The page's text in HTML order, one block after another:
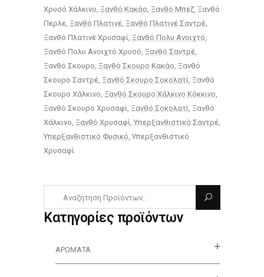
Χρυσό Χάλκινο Ξανθό Κακάο Ξανθό Μπεζ Ξανθό
Περλε Ξανθό Πλατινέ Ξανθό Πλατινέ Σαντρέ
Ξανθό Πλατινέ Χρυσαφί Ξανθό Πολυ Ανοιχτό
Ξανθό Πολυ Ανοιχτό Χρυσό Ξανθό Σαντρέ
Ξανθό Σκουρο Ξανθό Σκουρο Κακάο Ξανθό
Σκουρο Σαντρέ Ξανθό Σκουρο Σοκολατί Ξανθό
Σκουρο Χάλκινο Ξανθό Σκουρο Χάλκινο Κόκκινο
Ξανθό Σκουρο Χρυσαφί Ξανθό Σοκολατί Ξανθό
Χάλκινο Ξανθό Χρυσαφί Υπερξανθιστικό Σαντρέ
Υπερξανθιστικό Φυσικό Υπερξανθιστικό
Χρυσαφί
Κατηγορίες προϊόντων
ΑΡΏΜΑΤΑ